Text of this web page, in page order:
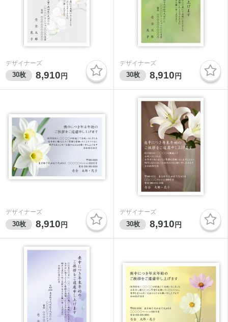
デザイナーズ
30枚 8,910 円
デザイナーズ
30枚 8,910 円
デザイナーズ
30枚 8,910 円
デザイナーズ
30枚 8,910 円